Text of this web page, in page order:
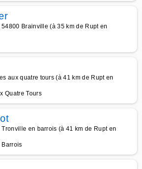
Brainville (à 35 km de Rupt en
aux quatre tours (à 41 km de Rupt en
Quatre Tours
en barrois (à 41 km de Rupt en
Barrois